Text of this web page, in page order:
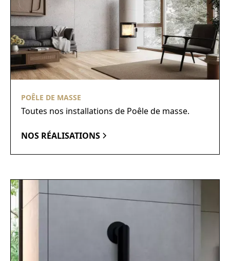
POÊLE DE MASSE
Toutes nos installations de Poêle de masse.
NOS RÉALISATIONS